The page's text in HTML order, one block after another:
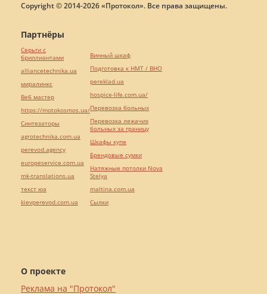
Copyright © 2014-2026 «Протокол». Все права защищены.
О проекте
Реклама на "Протокол"
Партнёры
Серьги с
бриллиантами
alliancetechnika.ua
миралинкс
Веб мастер
https://motokosmos.ua/
Синтезаторы
agrotechnika.com.ua
perevod.agency
europeservice.com.ua
mk-translations.ua
текст юа
kievperevod.com.ua
Винный шкаф
Подготовка к НМТ / ВНО
pereklad.ua
hospice-life.com.ua/
Перевозка больных
Перевозка лежачих
больных за границу
Шкафы купе
Брендовые сумки
Натяжные потолки Nova
Stelya
maltina.com.ua
Cылки